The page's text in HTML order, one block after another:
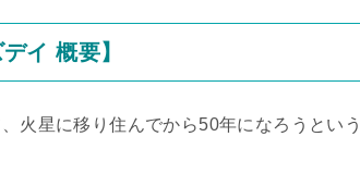
イ 概要】
火星に移り住んでから50年になろうという